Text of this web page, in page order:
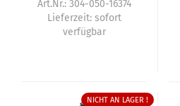
Art.Nr.: 304-050-16374
Lieferzeit: sofort
verfügbar
NICHT AN LAGER !